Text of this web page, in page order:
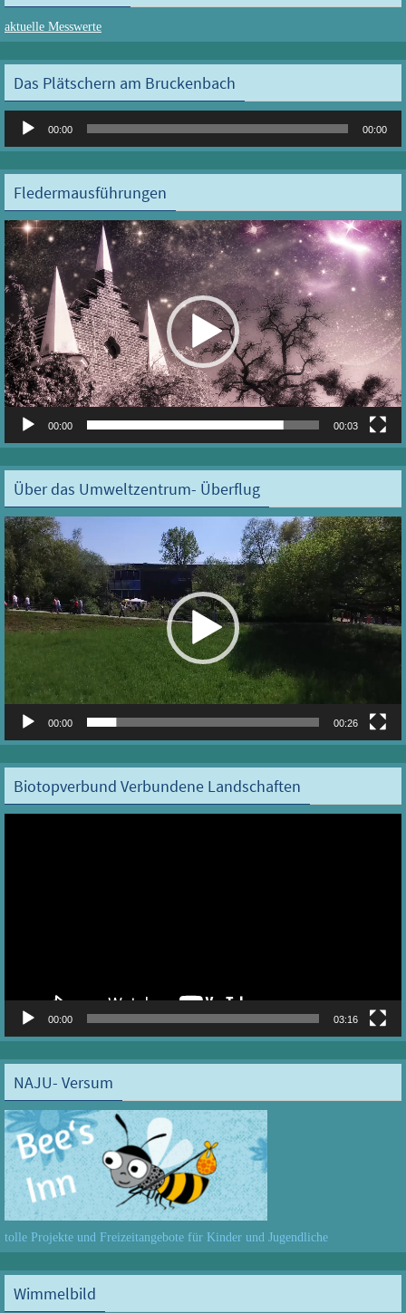
aktuelle Messwerte
Das Plätschern am Bruckenbach
Audio-
00:00 00:00
Fledermausführungen
Video-
Player
00:00 00:03
Über das Umweltzentrum- Überflug
Video-
Player
00:00 00:26
Biotopverbund Verbundene Landschaften
00:00 03:16
NAJU- Versum
tolle Projekte und Freizeitangebote für Kinder und Jugendliche
Wimmelbild